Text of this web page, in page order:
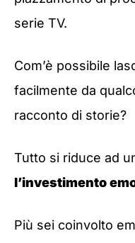
serie TV.
Com’è possibile
facilmente da
racconto di storie?
Tutto si riduce ad
l’investimento
Più sei coinvolto